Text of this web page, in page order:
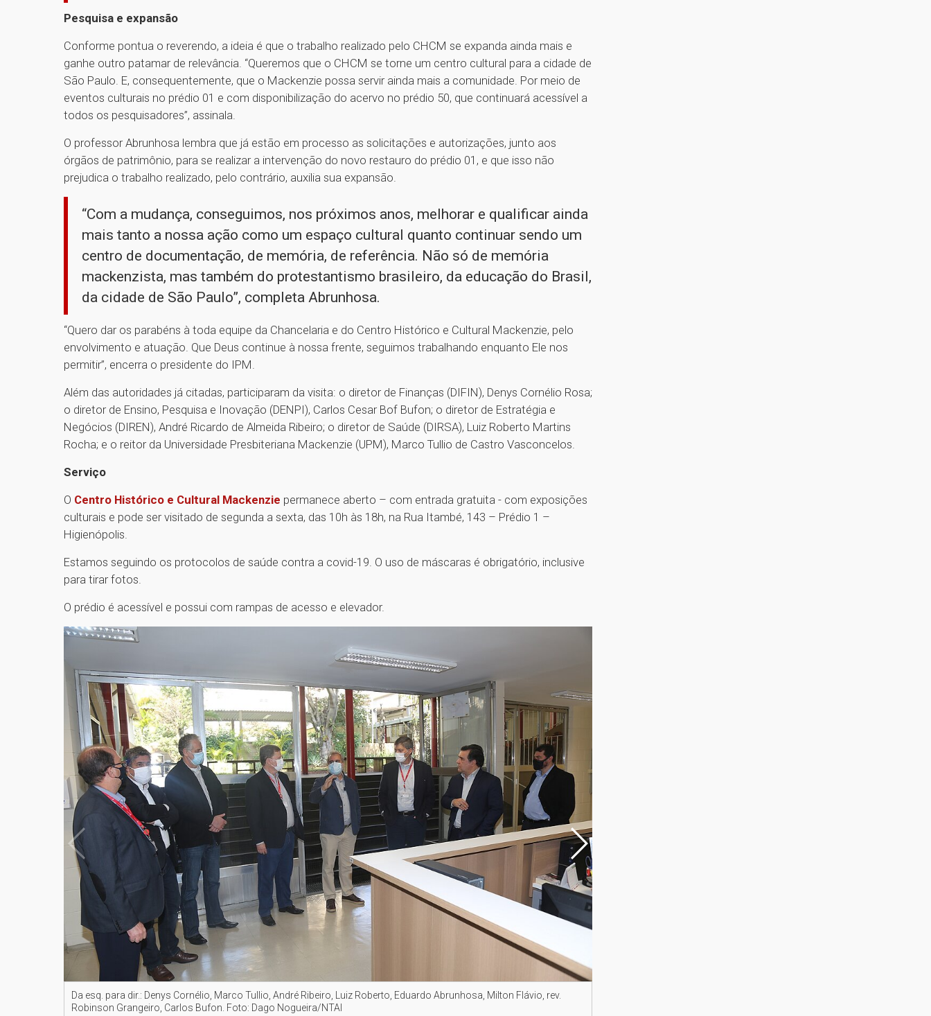
Pesquisa e expansão
Conforme pontua o reverendo, a ideia é que o trabalho realizado pelo CHCM se expanda ainda mais e
ganhe outro patamar de relevância. “Queremos que o CHCM se torne um centro cultural para a cidade de
São Paulo. E, consequentemente, que o Mackenzie possa servir ainda mais a comunidade. Por meio de
eventos culturais no prédio 01 e com disponibilização do acervo no prédio 50, que continuará acessível a
todos os pesquisadores”, assinala.
O professor Abrunhosa lembra que já estão em processo as solicitações e autorizações, junto aos
órgãos de patrimônio, para se realizar a intervenção do novo restauro do prédio 01, e que isso não
prejudica o trabalho realizado, pelo contrário, auxilia sua expansão.
“Com a mudança, conseguimos, nos próximos anos, melhorar e qualificar ainda
mais tanto a nossa ação como um espaço cultural quanto continuar sendo um
centro de documentação, de memória, de referência. Não só de memória
mackenzista, mas também do protestantismo brasileiro, da educação do Brasil,
da cidade de São Paulo”, completa Abrunhosa.
“Quero dar os parabéns à toda equipe da Chancelaria e do Centro Histórico e Cultural Mackenzie, pelo
envolvimento e atuação. Que Deus continue à nossa frente, seguimos trabalhando enquanto Ele nos
permitir”, encerra o presidente do IPM.
Além das autoridades já citadas, participaram da visita: o diretor de Finanças (DIFIN), Denys Cornélio Rosa;
o diretor de Ensino, Pesquisa e Inovação (DENPI), Carlos Cesar Bof Bufon; o diretor de Estratégia e
Negócios (DIREN), André Ricardo de Almeida Ribeiro; o diretor de Saúde (DIRSA), Luiz Roberto Martins
Rocha; e o reitor da Universidade Presbiteriana Mackenzie (UPM), Marco Tullio de Castro Vasconcelos.
Serviço
O Centro Histórico e Cultural Mackenzie permanece aberto – com entrada gratuita - com exposições
culturais e pode ser visitado de segunda a sexta, das 10h às 18h, na Rua Itambé, 143 – Prédio 1 –
Higienópolis.
Estamos seguindo os protocolos de saúde contra a covid-19. O uso de máscaras é obrigatório, inclusive
para tirar fotos.
O prédio é acessível e possui com rampas de acesso e elevador.
Da esq. para dir.: Denys Cornélio, Marco Tullio, André Ribeiro, Luiz Roberto, Eduardo Abrunhosa, Milton Flávio, rev.
Robinson Grangeiro, Carlos Bufon. Foto: Dago Nogueira/NTAI